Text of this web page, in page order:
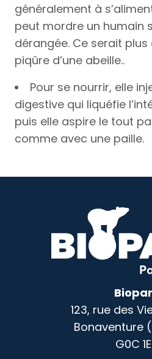
généralement à
peut mordre un humain
dérangée. Ce serait
piqûre d’une abeille..
Pour se nourrir, elle
digestive qui liquéfie
puis elle aspire le tout
comme avec une paille.
123, rue des
Bonaventure
G0C